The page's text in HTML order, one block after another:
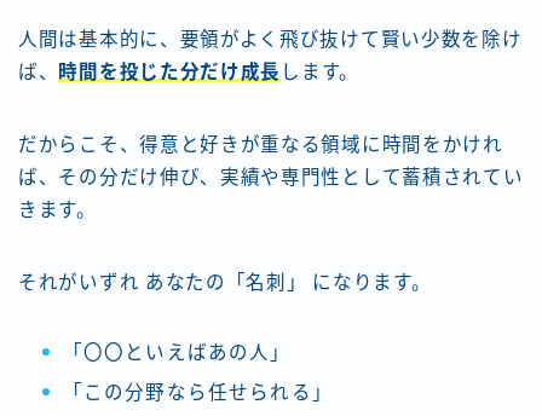
人間は基本的に、要領がよく飛び抜けて賢い少数を除け
ば、 時間を投じた分だけ成長 します。
だからこそ、得意と好きが重なる領域に時間をかけれ
ば、その分だけ伸び、実績や専門性として蓄積されてい
きます。
それがいずれ あなたの「名刺」 になります。
「〇〇といえばあの人」
「この分野なら任せられる」